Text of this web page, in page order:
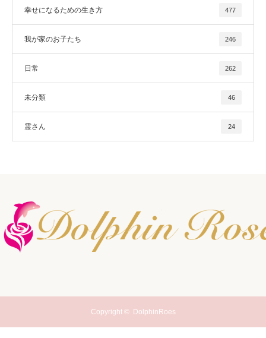
幸せになるための生き方 477
我が家のお子たち 246
日常 262
未分類 46
霊さん 24
Copyright © DolphinRoes